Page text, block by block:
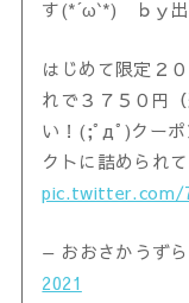
す(*´ω`*) ｂｙ
はじめて限定２
れで３７５０円
い！(;ﾟдﾟ)クー
クトに詰められ
pic.twitter.com/
— おおさかうず
2021